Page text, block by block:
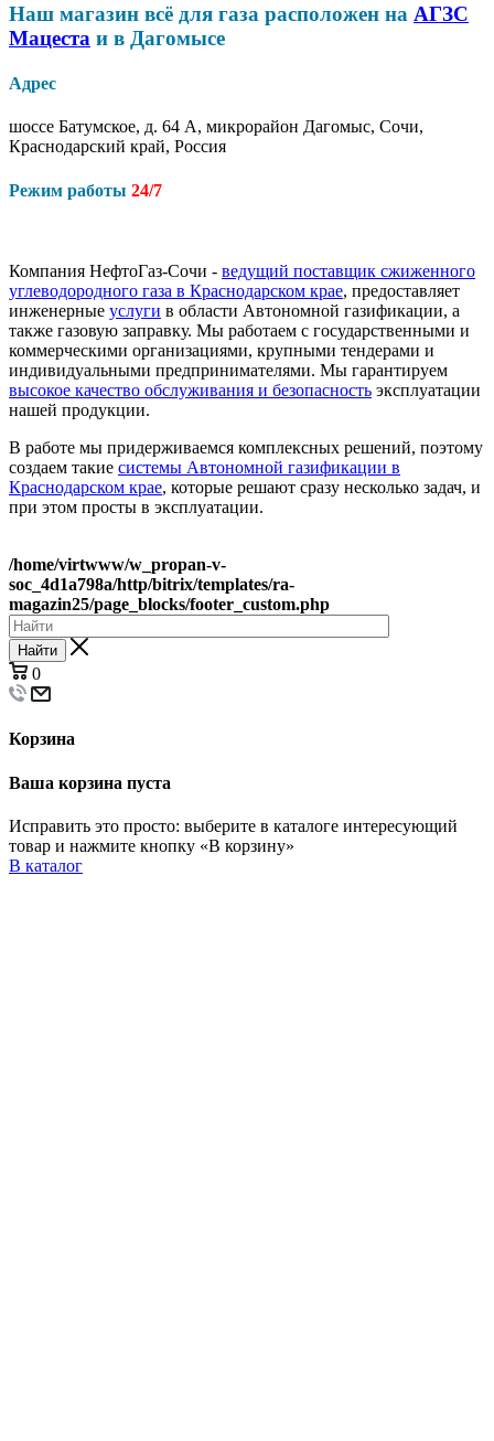
Наш магазин всё для газа расположен на АГЗС
Мацеста и в Дагомысе
Адрес
шоссе Батумское, д. 64 А, микрорайон Дагомыс, Сочи,
Краснодарский край, Россия
Режим работы 24/7
Компания НефтоГаз-Сочи - ведущий поставщик сжиженного
углеводородного газа в Краснодарском крае, предоставляет
инженерные услуги в области Автономной газификации, а
также газовую заправку. Мы работаем с государственными и
коммерческими организациями, крупными тендерами и
индивидуальными предпринимателями. Мы гарантируем
высокое качество обслуживания и безопасность эксплуатации
нашей продукции.
В работе мы придерживаемся комплексных решений, поэтому
создаем такие системы Автономной газификации в
Краснодарском крае, которые решают сразу несколько задач, и
при этом просты в эксплуатации.
/home/virtwww/w_propan-v-
soc_4d1a798a/http/bitrix/templates/ra-
magazin25/page_blocks/footer_custom.php
Найти
0
Корзина
Ваша корзина пуста
Исправить это просто: выберите в каталоге интересующий
товар и нажмите кнопку «В корзину»
В каталог